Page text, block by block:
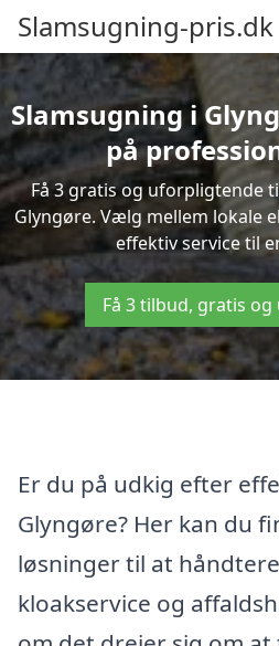
Slamsugning-pris.dk
Slamsugning i
på
Få 3 gratis og uforpligtende
Glyngøre. Vælg mellem lokale
effektiv service til
Få 3 tilbud, gratis
Er du på udkig efter
Glyngøre? Her kan du
løsninger til at
kloakservice og